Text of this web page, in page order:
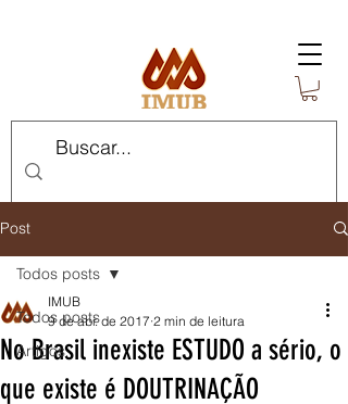
Post
Todos posts
Artigos
Todos posts
No Brasil inexiste ESTUDO a sério, o
que existe é DOUTRINAÇÃO
IMUB
9 de abr. de 2017 2 min de leitura